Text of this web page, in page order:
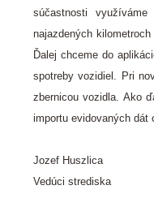
súčastnosti
najazdených
Ďalej chceme do
spotreby vozidiel. Pri
zbernicou vozidla. Ako
importu evidovaných dát
Jozef Huszlica
Vedúci strediska